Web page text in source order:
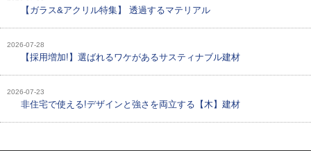
【ガラス&アクリル特集】 透過するマテリアル
2026-07-28
【採用増加!】選ばれるワケがあるサスティナブル建材
2026-07-23
非住宅で使える!デザインと強さを両立する【木】建材